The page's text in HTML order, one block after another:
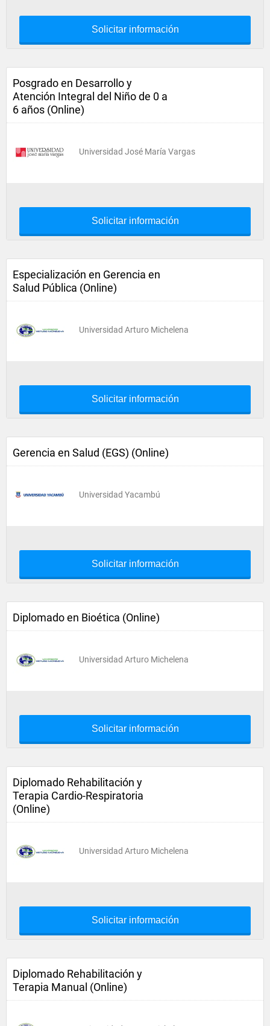
Solicitar información
Posgrado en Desarrollo y
Atención Integral del Niño de 0 a
6 años (Online)
Universidad José María Vargas
Solicitar información
Especialización en Gerencia en
Salud Pública (Online)
Universidad Arturo Michelena
Solicitar información
Gerencia en Salud (EGS) (Online)
Universidad Yacambú
Solicitar información
Diplomado en Bioética (Online)
Universidad Arturo Michelena
Solicitar información
Diplomado Rehabilitación y
Terapia Cardio-Respiratoria
(Online)
Universidad Arturo Michelena
Solicitar información
Diplomado Rehabilitación y
Terapia Manual (Online)